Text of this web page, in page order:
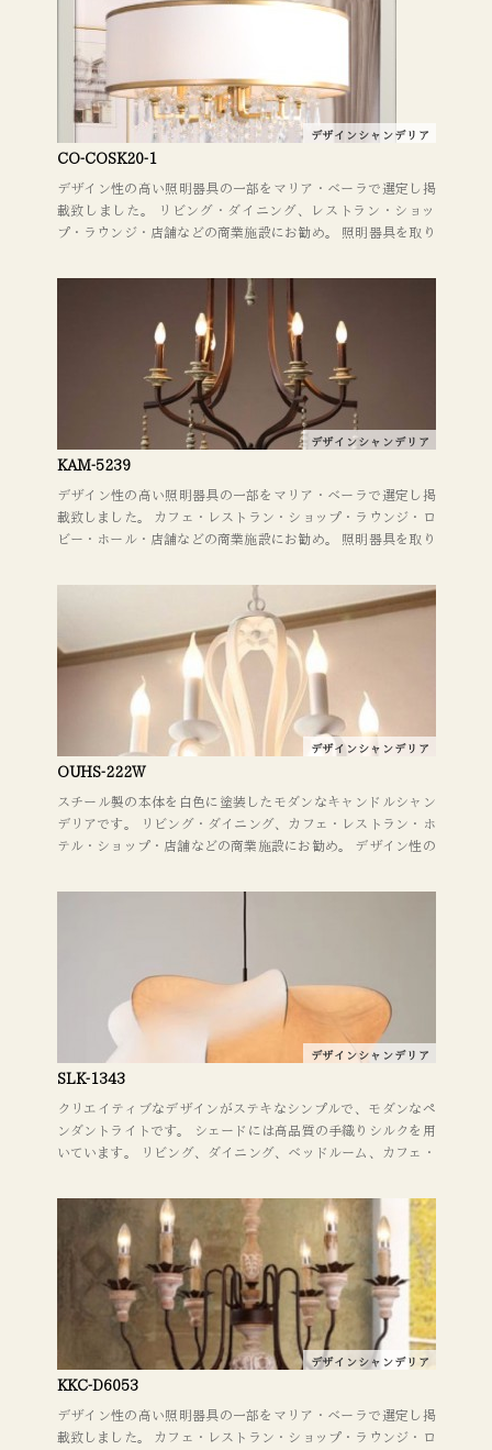
ます。 デザインやレイアウトに関してもお気軽にご相談くださ
デザインシャンデリア
CO-COSK20-1
デザイン性の高い照明器具の一部をマリア・ベーラで選定し掲
載致しました。 リビング・ダイニング、レストラン・ショッ
プ・ラウンジ・店舗などの商業施設にお勧め。 照明器具を取り
イアウトに関してもお気軽にご相談下さい。
デザインシャンデリア
KAM-5239
デザイン性の高い照明器具の一部をマリア・ベーラで選定し掲
載致しました。 カフェ・レストラン・ショップ・ラウンジ・ロ
ビー・ホール・店舗などの商業施設にお勧め。 照明器具を取り
イアウトに関してもお気軽にご相談下さい。
デザインシャンデリア
OUHS-222W
スチール製の本体を白色に塗装したモダンなキャンドルシャン
デリアです。 リビング・ダイニング、カフェ・レストラン・ホ
テル・ショップ・店舗などの商業施設にお勧め。 デザイン性の
た。 照明器具を取り替えるだけでも、イメージが大きく変わり
デザインシャンデリア
SLK-1343
クリエイティブなデザインがステキなシンプルで、モダンなペ
ンダントライトです。 シェードには高品質の手織りシルクを用
いています。 リビング、ダイニング、ベッドルーム、カフェ・
め。 照明器具を取り替えるだけでも、イメージが大きく変わり
ます。 デザインやレイアウトに関してもお気軽にご相談くださ
デザインシャンデリア
KKC-D6053
デザイン性の高い照明器具の一部をマリア・ベーラで選定し掲
載致しました。 カフェ・レストラン・ショップ・ラウンジ・ロ